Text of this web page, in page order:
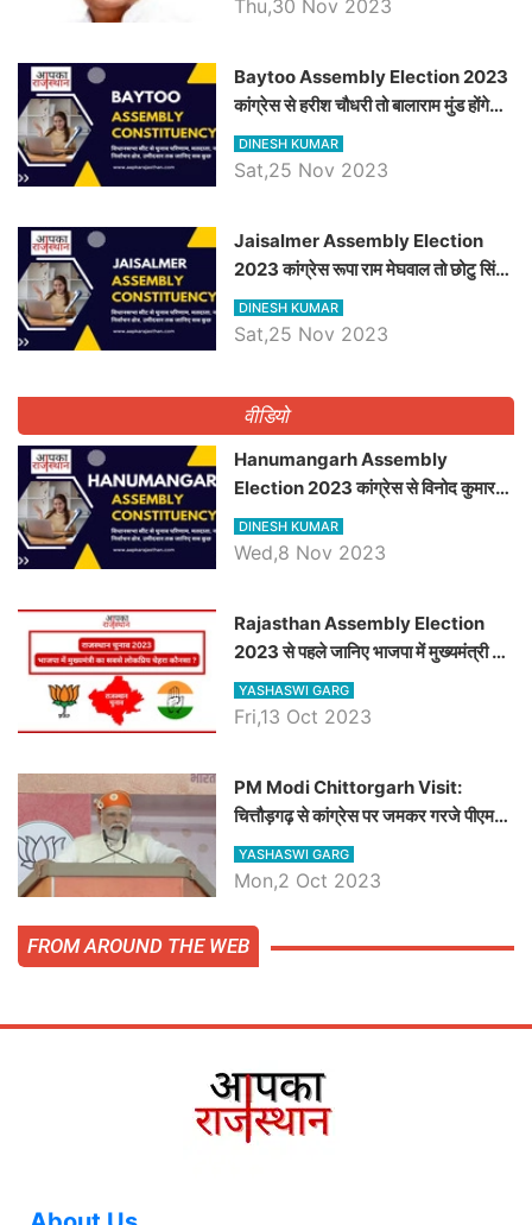
Thu,30 Nov 2023
Baytoo Assembly Election 2023
कांग्रेस से हरीश चौधरी तो बालाराम मुंड होंगे
भाजपा उम्मीदवार, जानिये बायतू विधानसभा
सीट के ताजा समीकरण
DINESH KUMAR
Sat,25 Nov 2023
​​​​​​​Jaisalmer Assembly Election
2023 कांग्रेस रूपा राम मेघवाल तो छोटु सिंह
भाटी होंगे भाजपा उम्मीदवार, जानिये जैसलमेर
विधानसभा सीट के ताजा समीकरण
DINESH KUMAR
Sat,25 Nov 2023
वीडियो
Hanumangarh Assembly
Election 2023 कांग्रेस से विनोद कुमार
चौधरी तो अमित चौधरी होंगे भाजपा उम्मीदवार,
जानिये हनुमानगढ़ विधानसभा सीट के ताजा
DINESH KUMAR
Wed,8 Nov 2023
Rajasthan Assembly Election
2023 से पहले जानिए भाजपा में मुख्यमंत्री का
सबसे लोकप्रिय चेहरा कौनसा ?
YASHASWI GARG
Fri,13 Oct 2023
PM Modi Chittorgarh Visit:
चित्तौड़गढ़ से कांग्रेस पर जमकर गरजे पीएम
मोदी, जाने प्रधानमंत्री के भाषण की बड़ी
बातें, देखें वीडियो
YASHASWI GARG
Mon,2 Oct 2023
FROM AROUND THE WEB